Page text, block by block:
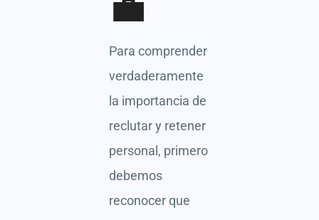
💼
Para comprender
verdaderamente
la importancia de
reclutar y retener
personal, primero
debemos
reconocer que